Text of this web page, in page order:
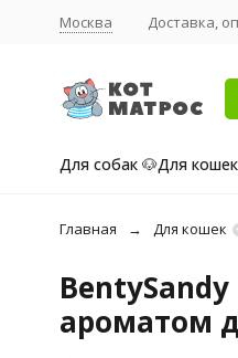
Москва Доставка,
Для собак 🐶Для
Главная Для кошек
ароматом